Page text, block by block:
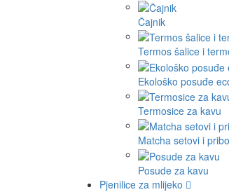
Čajnik
Termos šalice i
Ekološko posuđe
Termosice za kavu
Matcha setovi i
Posude za kavu
Pjenilice za mlijeko